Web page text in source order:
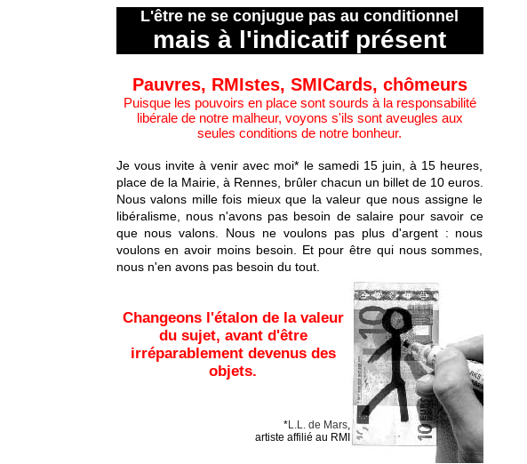
L'être ne se conjugue pas au conditionnel
mais à l'indicatif présent
Pauvres, RMIstes, SMICards, chômeurs
Puisque les pouvoirs en place sont sourds à la responsabilité
libérale de notre malheur, voyons s'ils sont aveugles aux
seules conditions de notre bonheur.
Je vous invite à venir avec moi* le samedi 15 juin, à 15 heures,
place de la Mairie, à Rennes, brûler chacun un billet de 10 euros.
Nous valons mille fois mieux que la valeur que nous assigne le
libéralisme, nous n'avons pas besoin de salaire pour savoir ce
que nous valons. Nous ne voulons pas plus d'argent : nous
voulons en avoir moins besoin. Et pour être qui nous sommes,
nous n'en avons pas besoin du tout.
Changeons l'étalon de la valeur
du sujet, avant d'être
irréparablement devenus des
objets.
*L.L. de Mars,
artiste affilié au RMI